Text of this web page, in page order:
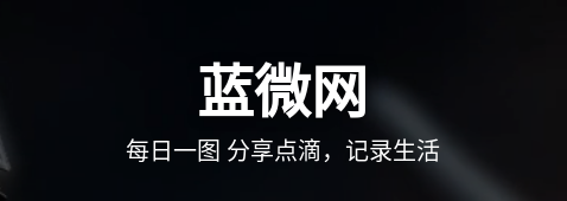
蓝微网
每日一图 分享点滴，记录生活